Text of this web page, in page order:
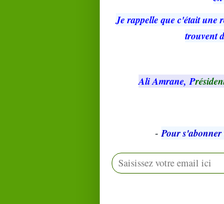
Je rappelle que c'était une
trouvent
Ali Amrane,P
- Pour s'abonner